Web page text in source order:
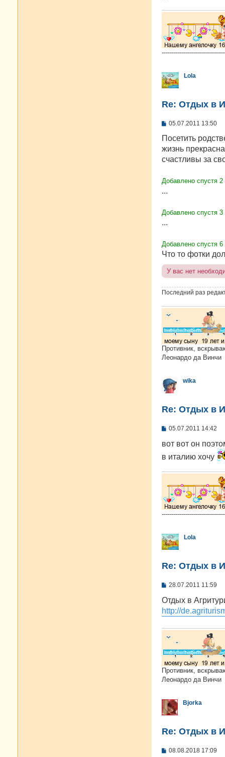
н
е
Lola
Re: Отдых в
С
о
щ
е
е
05.07.2011 13:50
Посетить
жизнь
счастливы за
Добавлено спустя
...
Добавлено спустя
...
Добавлено спустя
Что то фотки
У вас нет
Последний раз
Противник,
Леонардо да Винчи
wika
Re: Отдых в
С
о
щ
н
е
05.07.2011 14:42
вот вот он
в италию хочу
Lola
Re: Отдых в
С
о
щ
н
е
28.07.2011 11:59
Отдых в
http://
Противник,
Леонардо да Винчи
Bjorka
Re: Отдых в
С
08.08.2018 17:09